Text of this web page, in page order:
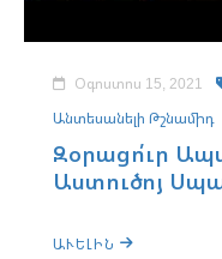
Օգոստոս 15, 2021
Անտեսանելի Թշնամիդ
Զօրացո՛ւր
Աստուծոյ
ԱՒԵԼԻՆ